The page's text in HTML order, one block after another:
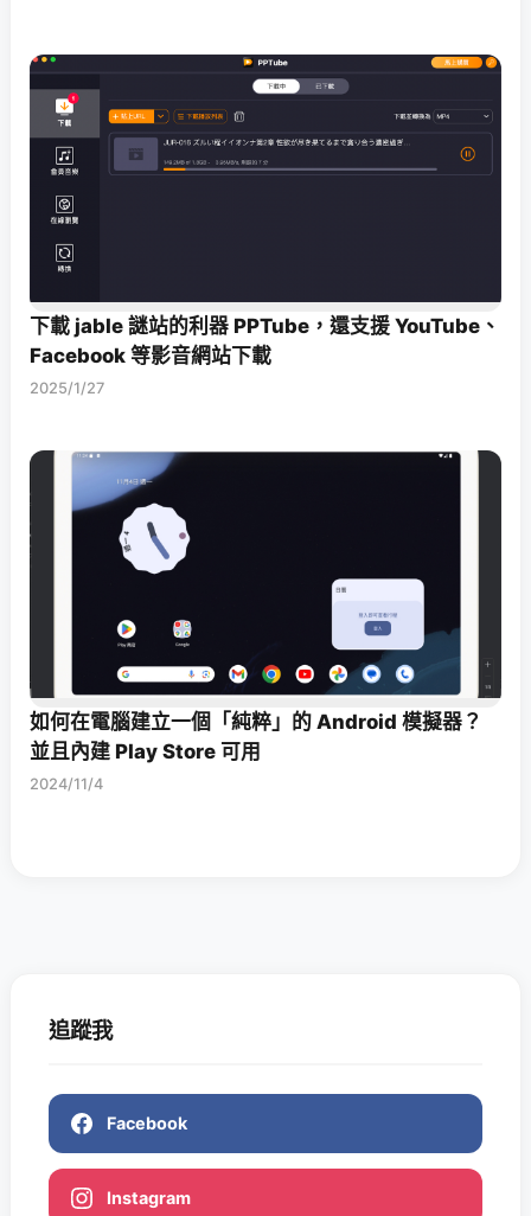
下載 jable 謎站的利器 PPTube，還支援 YouTube、
Facebook 等影音網站下載
2025/1/27
如何在電腦建立一個「純粹」的 Android 模擬器？
並且內建 Play Store 可用
2024/11/4
追蹤我
Facebook
Instagram